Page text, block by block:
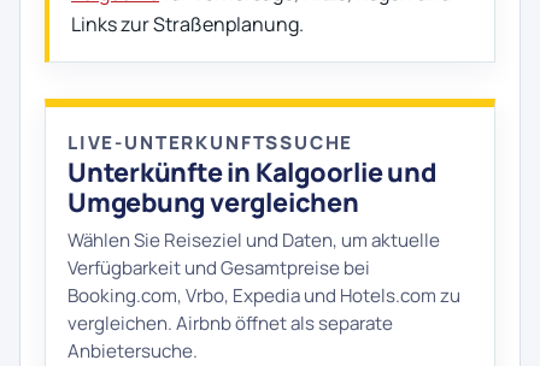
Links zur Straßenplanung.
LIVE-UNTERKUNFTSSUCHE
Unterkünfte in Kalgoorlie und
Umgebung vergleichen
Wählen Sie Reiseziel und Daten, um aktuelle
Verfügbarkeit und Gesamtpreise bei
Booking.com, Vrbo, Expedia und Hotels.com zu
vergleichen. Airbnb öffnet als separate
Anbietersuche.